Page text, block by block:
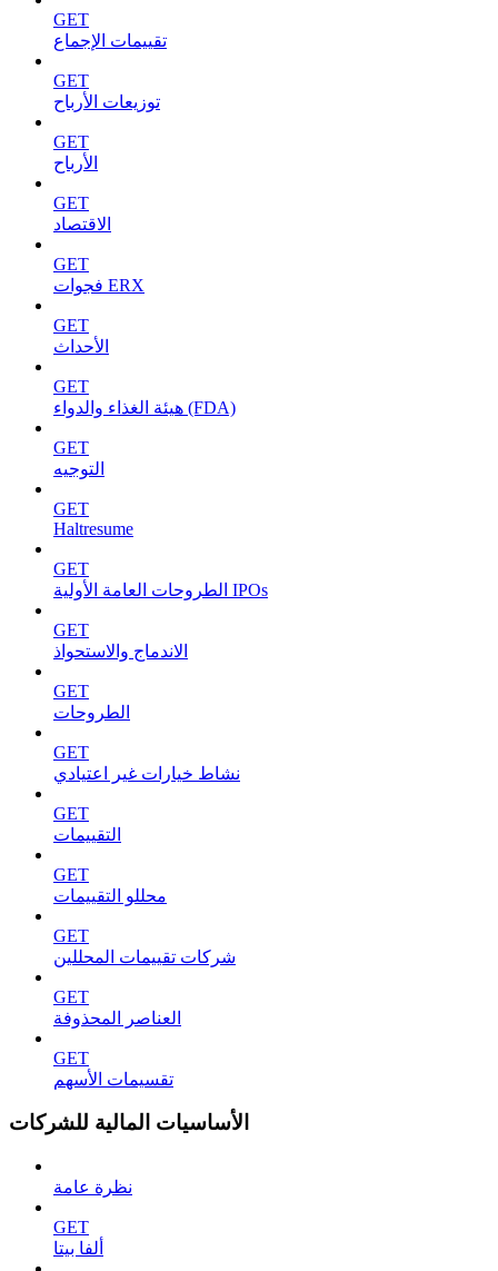
GET
تقييمات الإجماع
GET
توزيعات الأرباح
GET
الأرباح
GET
الاقتصاد
GET
فجوات ERX
GET
الأحداث
GET
هيئة الغذاء والدواء (FDA)
GET
التوجيه
GET
Haltresume
GET
الطروحات العامة الأولية IPOs
GET
الاندماج والاستحواذ
GET
الطروحات
GET
نشاط خيارات غير اعتيادي
GET
التقييمات
GET
محللو التقييمات
GET
شركات تقييمات المحللين
GET
العناصر المحذوفة
GET
تقسيمات الأسهم
الأساسيات المالية للشركات
نظرة عامة
GET
ألفا بيتا